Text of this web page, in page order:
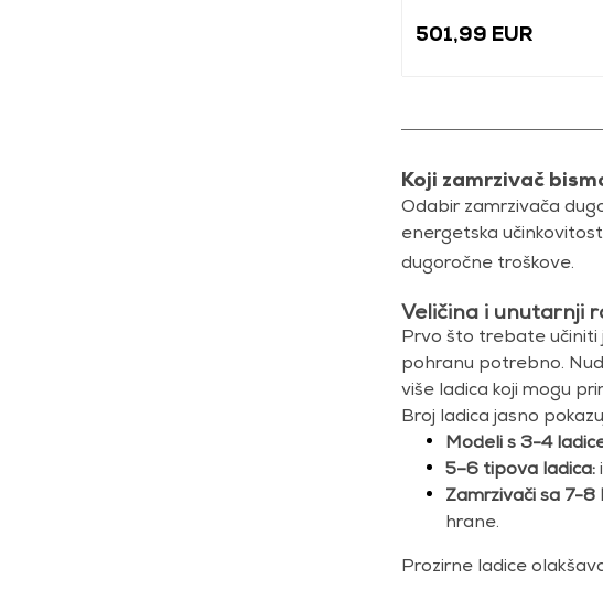
501,99 EUR
Koji zamrzivač
Odabir zamrzivača
energetska
dugoročne troškove.
Veličina i unutarnji
Prvo što trebate učiniti
pohranu potrebno.
više ladica koji mogu
Broj ladica jasno
Modeli s 3-4
5–6 tipova ladica:
Zamrzivači sa 7-8
hrane.
Prozirne ladice